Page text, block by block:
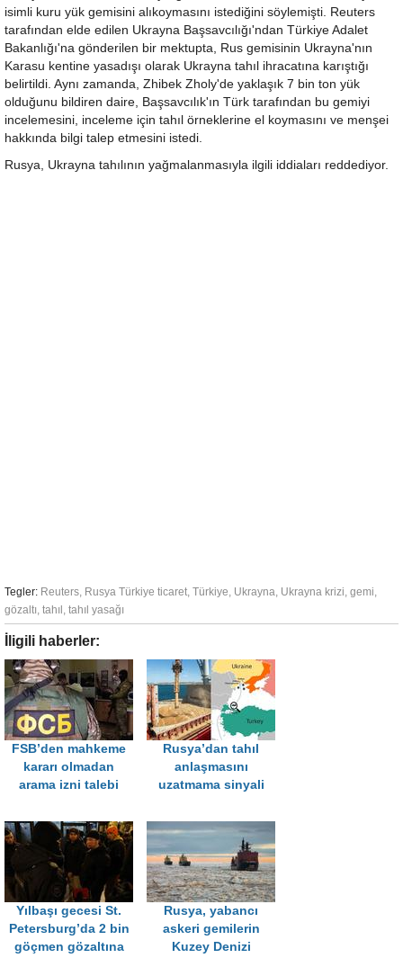
isimli kuru yük gemisini alıkoymasını istediğini söylemişti. Reuters
tarafından elde edilen Ukrayna Başsavcılığı'ndan Türkiye Adalet
Bakanlığı'na gönderilen bir mektupta, Rus gemisinin Ukrayna'nın
Karasu kentine yasadışı olarak Ukrayna tahıl ihracatına karıştığı
belirtildi. Aynı zamanda, Zhibek Zholy'de yaklaşık 7 bin ton yük
olduğunu bildiren daire, Başsavcılık'ın Türk tarafından bu gemiyi
incelemesini, inceleme için tahıl örneklerine el koymasını ve menşei
hakkında bilgi talep etmesini istedi.
Rusya, Ukrayna tahılının yağmalanmasıyla ilgili iddiaları reddediyor.
Tegler: Reuters, Rusya Türkiye ticaret, Türkiye, Ukrayna, Ukrayna krizi, gemi,
gözaltı, tahıl , tahıl yasağı
İligili haberler:
FSB’den mahkeme
kararı olmadan
arama izni talebi
Rusya’dan tahıl
anlaşmasını
uzatmama sinyali
Yılbaşı gecesi St.
Petersburg’da 2 bin
göçmen gözaltına
Rusya, yabancı
askeri gemilerin
Kuzey Denizi